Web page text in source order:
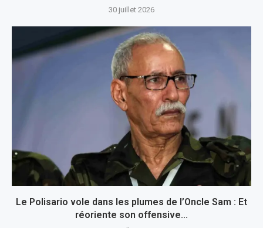
30 juillet 2026
Le Polisario vole dans les plumes de l’Oncle Sam : Et
réoriente son offensive...